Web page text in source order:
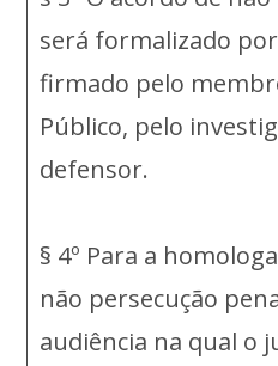
será formalizado
firmado pelo
Público, pelo
defensor.
§ 4º Para a
não persecução
audiência na qual o